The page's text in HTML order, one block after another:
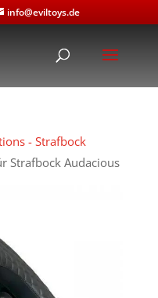
info@eviltoys.de
- Strafbock
Strafbock Audacious